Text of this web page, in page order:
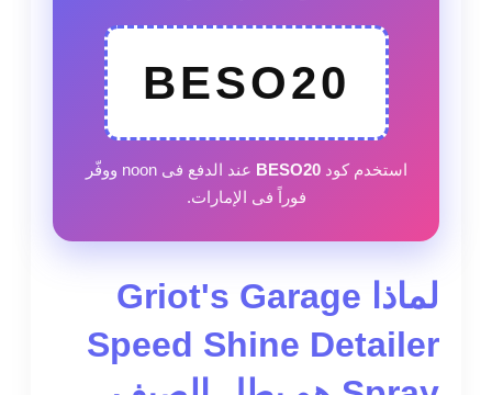
BESO20
استخدم كودBESO20
عند الدفع فى noon ووفّر
فوراً فى الإمارات.
لماذا Griot's Garage
Speed Shine Detailer